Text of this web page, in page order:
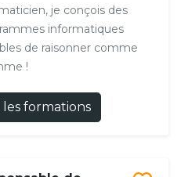
je conçois des
informatiques
de raisonner comme
!
formations